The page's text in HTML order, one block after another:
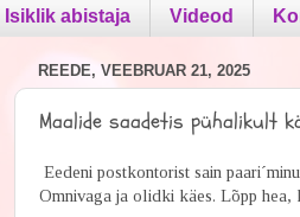
Isiklik abistaja Videod
REEDE, VEEBRUAR 21, 2025
Maalide saadetis pühalikult
Eedeni postkontorist sain
Omnivaga ja olidki käes. Lõpp hea,